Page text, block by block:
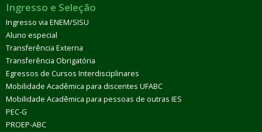
Ingresso e Seleção
Ingresso via ENEM/SISU
Aluno especial
Transferência Externa
Transferência Obrigatória
Egressos de Cursos Interdisciplinares
Mobilidade Acadêmica para discentes UFABC
Mobilidade Acadêmica para pessoas de outras IES
PEC-G
PROEP-ABC